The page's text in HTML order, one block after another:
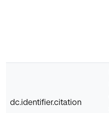
dc.identifier.citation